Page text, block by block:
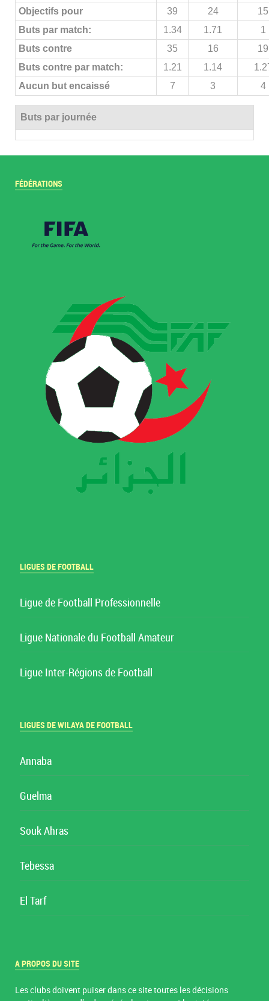
Objectifs pour
39 24
15
Buts par match:
1.34 1.71
1
Buts contre
35 16
19
Buts contre par match:
1.21 1.14
Aucun but encaissé
7 3 4
Buts par journée
FÉDÉRATIONS
LIGUES DE FOOTBALL
Ligue de Football Professionnelle
Ligue Nationale du Football Amateur
Ligue Inter-Régions de Football
LIGUES DE WILAYA DE FOOTBALL
Annaba
Guelma
Souk Ahras
Tebessa
El Tarf
A PROPOS DU SITE
Les clubs doivent puiser dans ce site toutes les décisions